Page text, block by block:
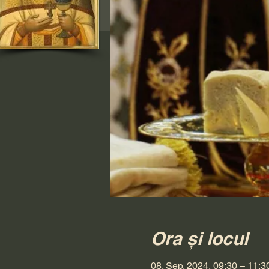
Ora și locul
08. Sep. 2024, 09:30 –